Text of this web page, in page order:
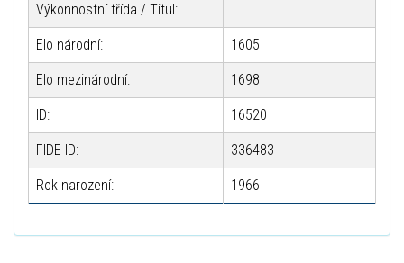
Výkonnostní třída / Titul:
Elo národní: 1605
Elo mezinárodní: 1698
ID: 16520
FIDE ID: 336483
Rok narození: 1966